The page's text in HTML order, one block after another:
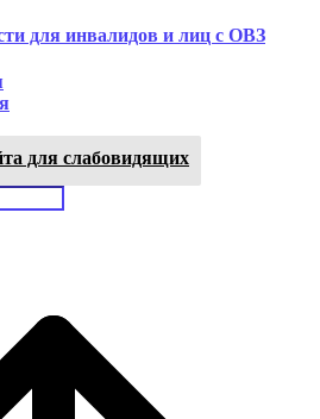
для инвалидов и лиц с ОВЗ
для слабовидящих